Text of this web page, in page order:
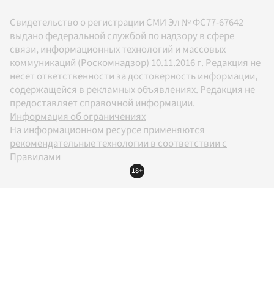
Свидетельство о регистрации СМИ Эл № ФС77-67642
выдано федеральной службой по надзору в сфере
связи, информационных технологий и массовых
коммуникаций (Роскомнадзор) 10.11.2016 г. Редакция не
несет ответственности за достоверность информации,
содержащейся в рекламных объявлениях. Редакция не
предоставляет справочной информации.
Информация об ограничениях
На информационном ресурсе применяются
рекомендательные технологии в соответствии с
Правилами
18+